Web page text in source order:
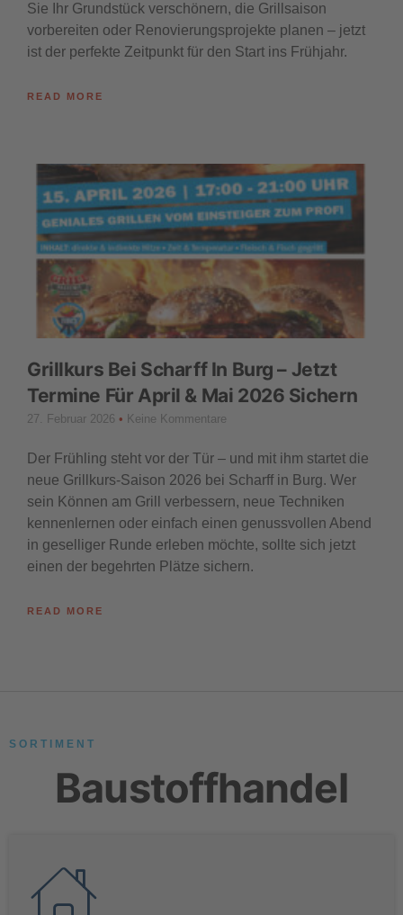
Sie Ihr Grundstück verschönern, die Grillsaison
vorbereiten oder Renovierungsprojekte planen – jetzt
ist der perfekte Zeitpunkt für den Start ins Frühjahr.
READ MORE
Grillkurs Bei Scharff In Burg – Jetzt
Termine Für April & Mai 2026 Sichern
27. Februar 2026 Keine Kommentare
Der Frühling steht vor der Tür – und mit ihm startet die
neue Grillkurs-Saison 2026 bei Scharff in Burg. Wer
sein Können am Grill verbessern, neue Techniken
kennenlernen oder einfach einen genussvollen Abend
in geselliger Runde erleben möchte, sollte sich jetzt
einen der begehrten Plätze sichern.
READ MORE
SORTIMENT
Baustoffhandel